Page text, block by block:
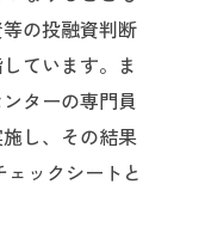
の投融資判断
ています。ま
ターの専門員
し、その結果
ックシートと